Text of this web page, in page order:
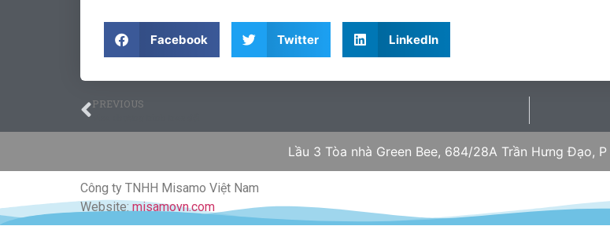
Facebook Twitter LinkedIn
PREVIOUS
Lầu 3 Tòa nhà Green Bee, 684/28A Trần Hưng Đạo,
Công ty TNHH Misamo Việt Nam
Website:misamovn.com